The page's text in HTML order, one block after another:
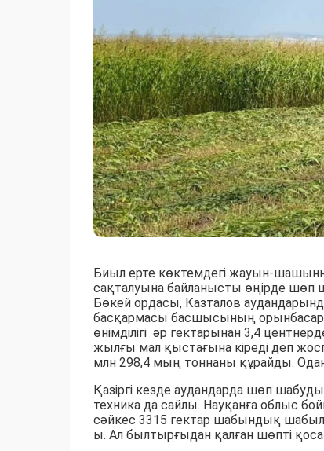
Биыл ерте көктемдегі жауын-
сақталуына байланысты өңірде шөп
Бөкей ордасы, Казталов
басқармасы басшысының
өнімділігі әр гектарынан 3,4
жылғы мал қыстағына кіреді деп
млн 298,4 мың тоннаны құрайды.
Қазіргі кезде аудандарда шөп
техника да сайлы. Науқанға облыс
сәйкес 3315 гектар шабындық
ы. Ал былтырғыдан қалған шөпті қоса